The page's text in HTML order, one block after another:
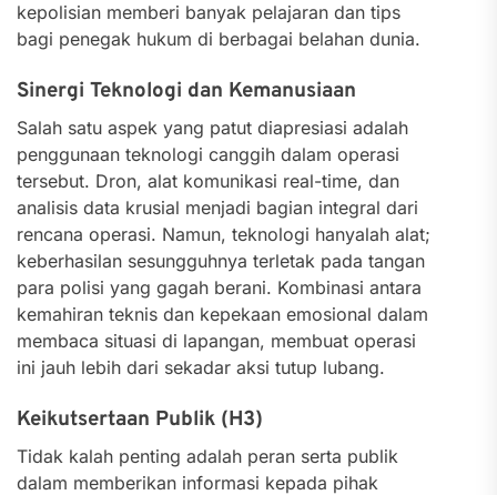
kepolisian memberi banyak pelajaran dan tips
bagi penegak hukum di berbagai belahan dunia.
Sinergi Teknologi dan Kemanusiaan
Salah satu aspek yang patut diapresiasi adalah
penggunaan teknologi canggih dalam operasi
tersebut. Dron, alat komunikasi real-time, dan
analisis data krusial menjadi bagian integral dari
rencana operasi. Namun, teknologi hanyalah alat;
keberhasilan sesungguhnya terletak pada tangan
para polisi yang gagah berani. Kombinasi antara
kemahiran teknis dan kepekaan emosional dalam
membaca situasi di lapangan, membuat operasi
ini jauh lebih dari sekadar aksi tutup lubang.
Keikutsertaan Publik (H3)
Tidak kalah penting adalah peran serta publik
dalam memberikan informasi kepada pihak